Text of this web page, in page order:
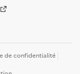
de confidentialité